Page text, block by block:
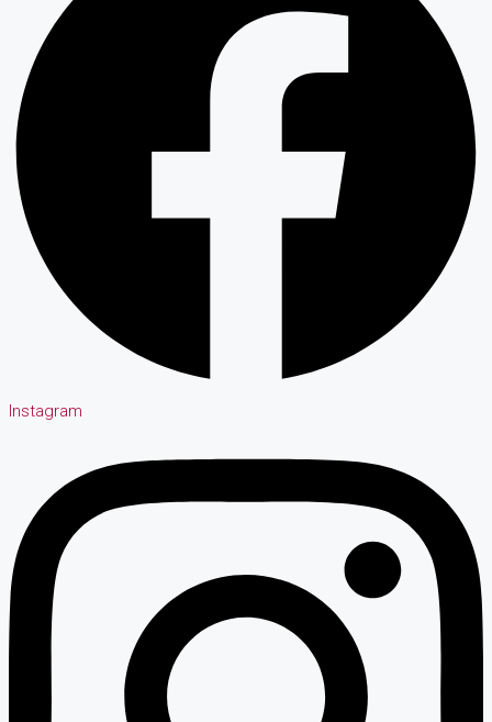
Instagram